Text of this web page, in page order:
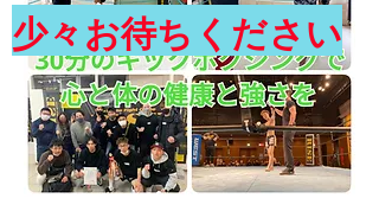
少々お待ちください